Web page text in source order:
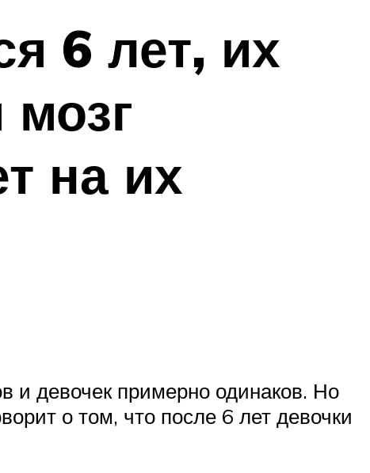
6 лет, их
мозг
на их
и девочек примерно одинаков. Но
о том, что после 6 лет девочки